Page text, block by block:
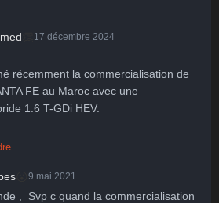
😄
Réjoui
🙂
Content
😐
😠
17 décembre 2024
récemment la commercialisation de
FE au Maroc avec une
1.6 T-GDi HEV.
9 mai 2021
,  Svp c quand la commercialisation